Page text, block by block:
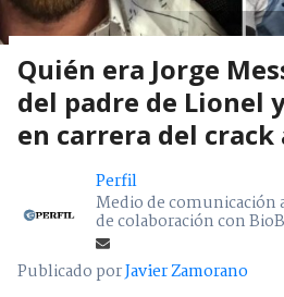
Quién era Jorge
del padre de Lionel
en carrera del
Perfil
Medio de
de colaboración con
Publicado porJavier Zamorano